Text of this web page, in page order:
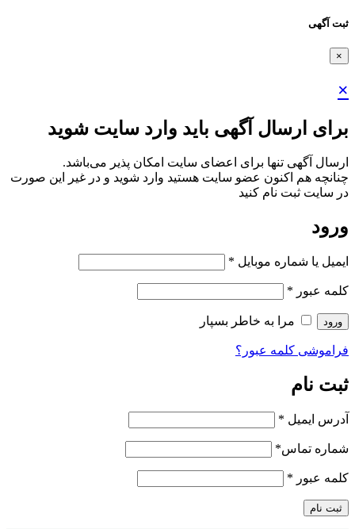
ثبت آگهی
×
×
برای ارسال آگهی باید وارد سایت شوید
ارسال آگهی تنها برای اعضای سایت امکان پذیر می‌باشد.
چنانچه هم‌ اکنون عضو سایت هستید وارد شوید و در غیر این صورت
در سایت ثبت نام کنید
ورود
ایمیل یا شماره موبایل *
کلمه عبور *
ورود مرا به خاطر بسپار
فراموشی کلمه عبور؟
ثبت نام
آدرس ایمیل *
شماره تماس*
کلمه عبور *
ثبت نام